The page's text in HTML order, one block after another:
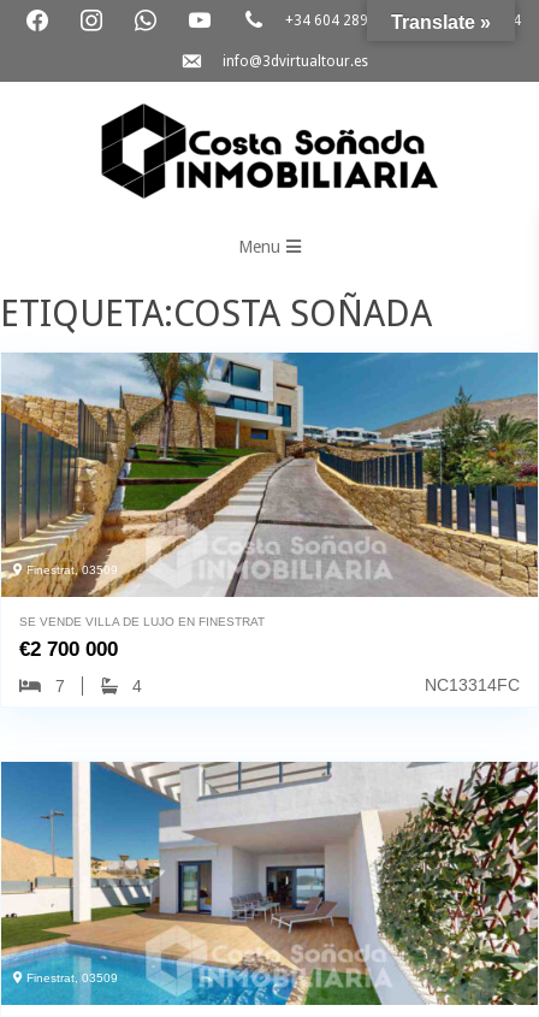
+34 604 289 264 +34 865 796 054
info@3dvirtualtour.es
Tour
Menu
ETIQUETA:COSTA SOÑADA
Finestrat, 03509
SE VENDE VILLA DE LUJO EN FINESTRAT
€2 700 000
7 4 NC13314FC
Finestrat, 03509
Translate »